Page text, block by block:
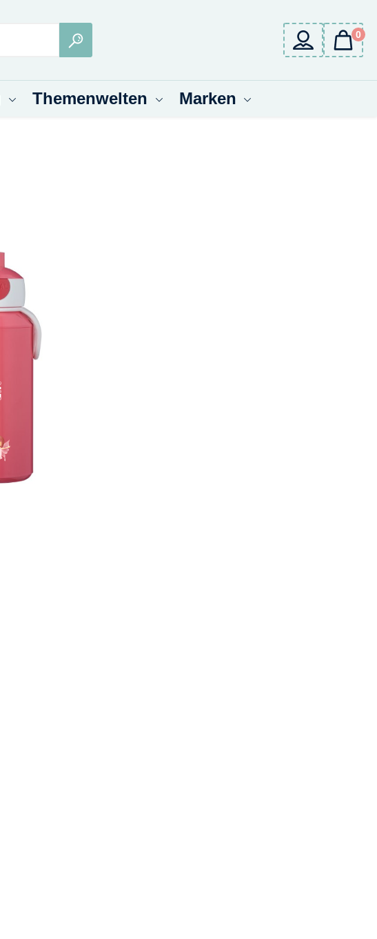
0
Themenwelten Marken